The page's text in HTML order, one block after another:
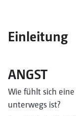
Einleitung
ANGST
Wie fühlt sich
unterwegs ist?